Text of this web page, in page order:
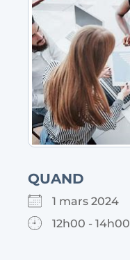
QUAND
1 mars 2024
12h00 - 14h00